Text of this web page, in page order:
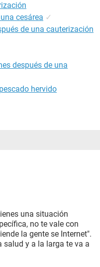
cesárea ✓
de una cauterización
después de una
hervido
una situación
no te vale con
la gente se Internet".
salud y a la larga te va a